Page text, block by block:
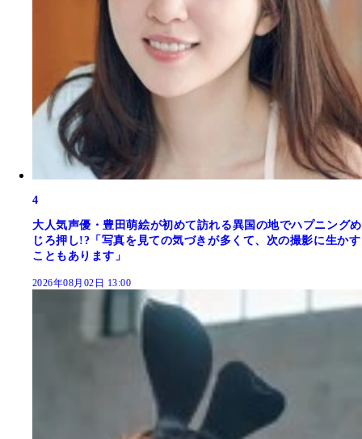
4
大人気声優・豊田萌絵が初めて訪れる異国の地でハプニングめ
じろ押し!?「写真を見ての気づきが多くて、次の撮影に生かす
こともあります」
2026年08月02日 13:00